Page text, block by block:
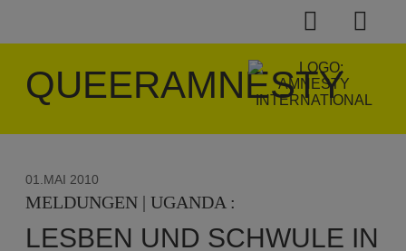
QUEERAMNESTY
01.MAI 2010
MELDUNGEN | UGANDA :
LESBEN UND SCHWULE IN